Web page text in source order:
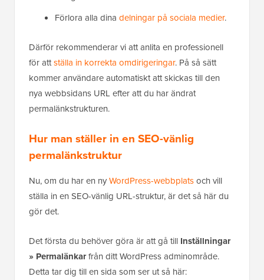
Förlora alla dina delningar på sociala medier.
Därför rekommenderar vi att anlita en professionell
för attställa in korrekta omdirigeringar. På så sätt
kommer användare automatiskt att skickas till den
nya webbsidans URL efter att du har ändrat
permalänkstrukturen.
Hur man ställer in en SEO-vänlig
permalänkstruktur
Nu, om du har en nyWordPress-webbplatsoch vill
ställa in en SEO-vänlig URL-struktur, är det så här du
gör det.
Det första du behöver göra är att gå till Inställningar
» Permalänkarfrån ditt WordPress adminområde.
Detta tar dig till en sida som ser ut så här: